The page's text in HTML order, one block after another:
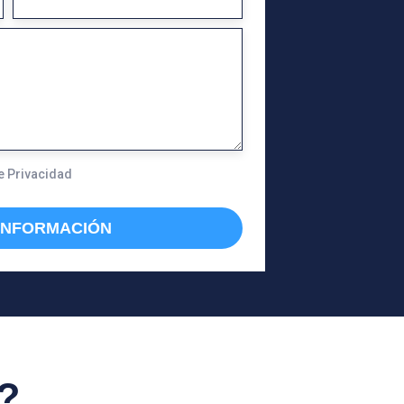
N
O
Privacidad